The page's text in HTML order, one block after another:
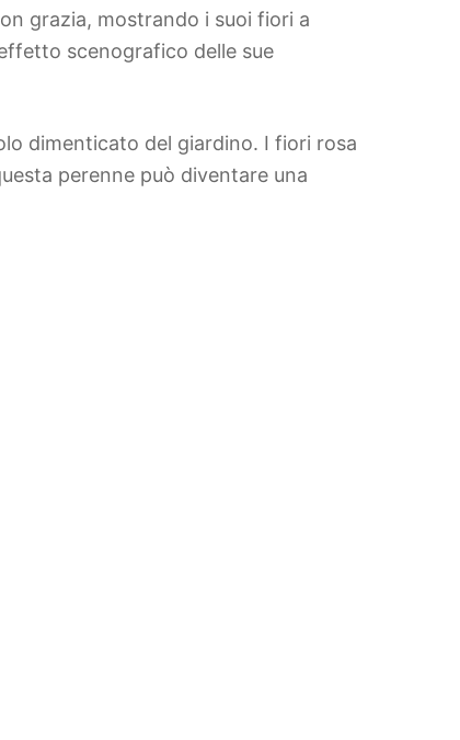
grazia, mostrando i suoi fiori a
scenografico delle sue
dimenticato del giardino. I fiori rosa
perenne può diventare una